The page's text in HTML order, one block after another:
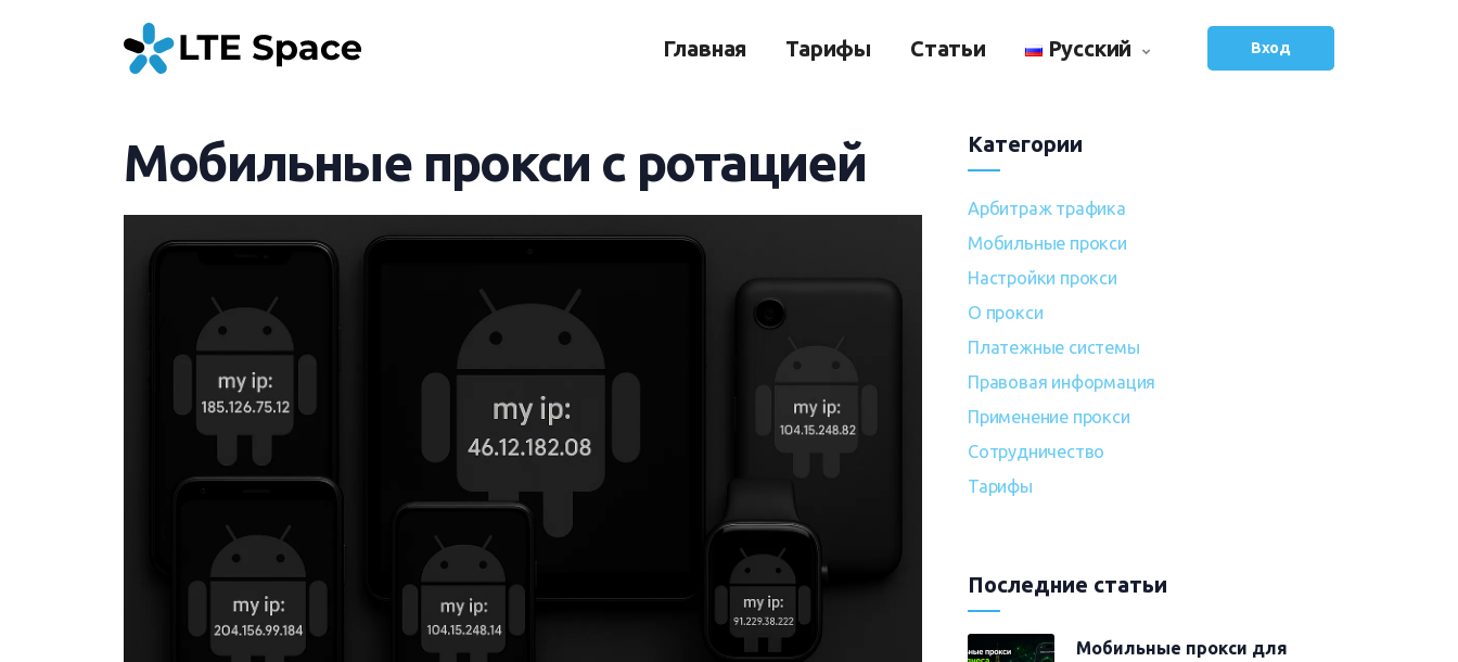
Главная Тарифы Статьи Русский Вход
Мобильные прокси с ротацией Категории
Арбитраж трафика
Мобильные прокси
Настройки прокси
О прокси
Платежные системы
Правовая информация
Применение прокси
Сотрудничество
Тарифы
Последние статьи
Мобильные прокси для